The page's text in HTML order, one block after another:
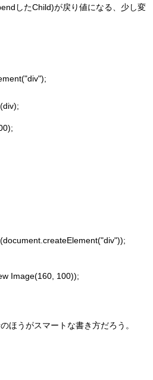
したChild)が戻り値になる、少し変
Image(160, 100));
ほうがスマートな書き方だろう。